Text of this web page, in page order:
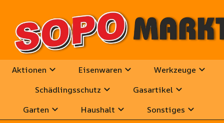
Aktionen Eisenwaren
Werkzeuge
Schädlingsschutz
Gasartikel
Garten
Haushalt
Sonstiges